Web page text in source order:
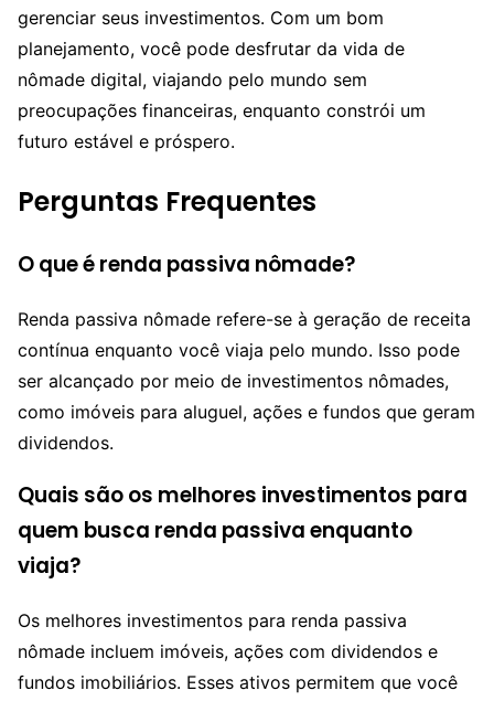
gerenciar seus investimentos. Com um bom
planejamento, você pode desfrutar da vida de
nômade digital, viajando pelo mundo sem
preocupações financeiras, enquanto constrói um
futuro estável e próspero.
Perguntas Frequentes
O que é renda passiva nômade?
Renda passiva nômade refere-se à geração de receita
contínua enquanto você viaja pelo mundo. Isso pode
ser alcançado por meio de investimentos nômades,
como imóveis para aluguel, ações e fundos que geram
dividendos.
Quais são os melhores investimentos para
quem busca renda passiva enquanto
viaja?
Os melhores investimentos para renda passiva
nômade incluem imóveis, ações com dividendos e
fundos imobiliários. Esses ativos permitem que você